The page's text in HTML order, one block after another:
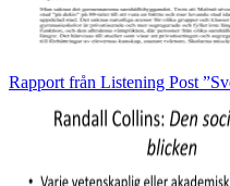
Rapport från Listening Post